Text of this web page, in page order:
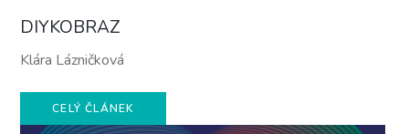
DIYKOBRAZ
Klára Lázničková
CELÝ ČLÁNEK